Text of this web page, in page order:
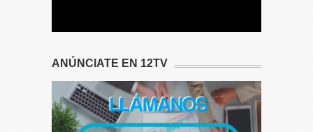
ANÚNCIATE EN 12TV